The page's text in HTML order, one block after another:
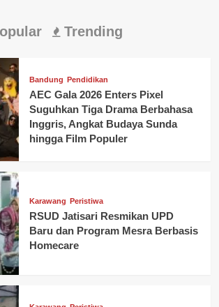
Trending
Bandung Pendidikan
AEC Gala 2026 Enters Pixel
Suguhkan Tiga Drama Berbahasa
Inggris, Angkat Budaya Sunda
hingga Film Populer
Karawang Peristiwa
RSUD Jatisari Resmikan UPD
Baru dan Program Mesra Berbasis
Homecare